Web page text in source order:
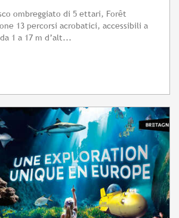
ombreggiato di 5 ettari, Forêt
13 percorsi acrobatici, accessibili a
1 a 17 m d’alt...